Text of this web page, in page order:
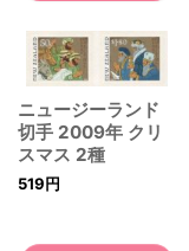
ニュージーランド
切手 2009年 クリ
スマス 2種
519円